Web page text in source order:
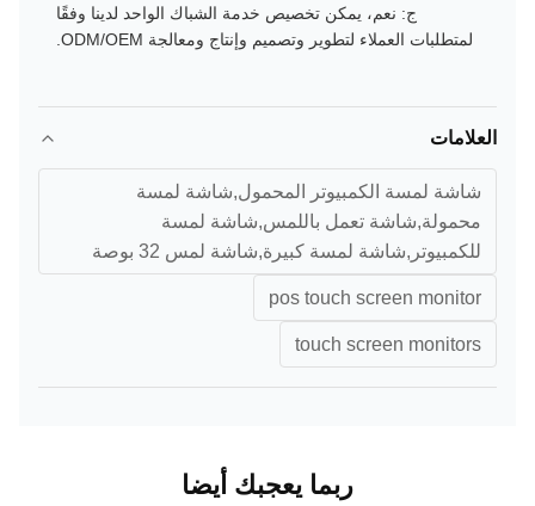
ج: نعم، يمكن تخصيص خدمة الشباك الواحد لدينا وفقًا
لمتطلبات العملاء لتطوير وتصميم وإنتاج ومعالجة ODM/OEM.
العلامات
شاشة لمسة الكمبيوتر المحمول,شاشة لمسة
محمولة,شاشة تعمل باللمس,شاشة لمسة
للكمبيوتر,شاشة لمسة كبيرة,شاشة لمس 32 بوصة
pos touch screen monitor
touch screen monitors
ربما يعجبك أيضا